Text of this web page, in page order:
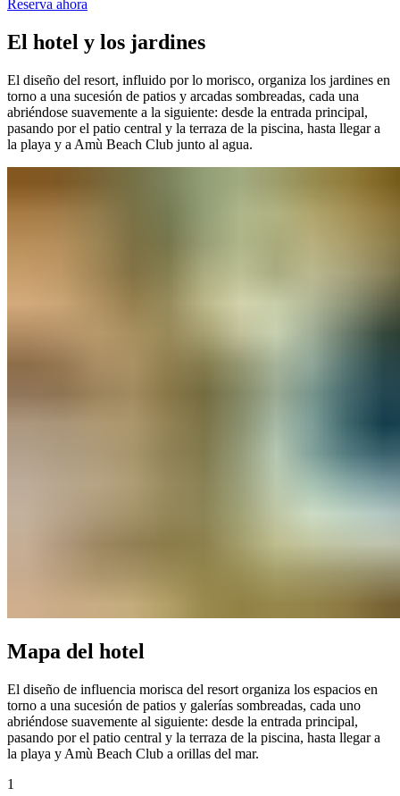
Reserva ahora
El hotel y los jardines​​​​‌ ‍ ​‍​‍‌‍ ‌ ​‍‌‍‍‌‌‍‌ ‌‍‍‌‌‍ ‍​‍​‍​ ‍‍​‍​‍‌ ​ ‌‍​‌‌‍ ‍‌‍‍‌‌ ‌​‌ ‍‌​‍ ‍‌‍‍‌‌‍ ​‍​‍​‍ ​​‍​‍‌‍‍​‌ ​‍‌‍‌‌‌‍‌‍​‍​‍​ ‍‍​‍​‍‌‍‍​‌ ‌​‌ ‌​‌ ​​‌ ​ ​ ‍‍​‍ ​‍ ‌‍ ​​‍ ‌‌‍​‌‌‍ ‍‌‍‌​​‍ ‌‌ ​‍​‍ ‌‌‍‍​‌‍ ‌ ‌​‌‍‌‌‌‍ ​‌ ​ ​‍ ‌‌ ​ ‌ ‌​‌ ‌‌‌‍‌​‌‍‍‌‌‍ ​‍ ‍‌ ‌‍‌‍‌‌‌ ​‍‌‍​ ‌‍‌‌‌‍ ​​‍ ‍‌‍​‌‌ ​​‌ ​​​‍ ‌‍‍‌‌‍ ‍‌ ‌​‌‍‌‌‌‍ ‍‌ ‌​​‍ ‌‍‌‌‌‍‌​‌‍‍‌‌ ‌​​‍ ‌‍ ‌‌‍ ‌‍‌​‌‍‌‌​ ‌‌ ​​‌ ​‍‌‍‌‌‌ ​ ‌‍‌‌‌‍ ‍‌ ‌​‌‍​‌‌ ‌​‌‍‍‌‌‍ ‌‍ ‍​ ‍ ‌‍‍‌‌‍‌​​ ‌​ ‌‍‌‍‌​​ ​‌‌‍‌‌​ ​ ​ ‌ ‌‍‌​​ ​‌​‍ ‌​ ​‌‌‍‌​​ ​​‌‍‌‌​‍ ‌​ ‌​‌‍‌‍‌‍‌‍‌‍​‍​‍ ‌‌‍​‌​ ​ ​ ​‍​ ​‌​‍ ‌‌‍​‌​ ​‍​ ‌‍‌‍​ ​ ‌ ​ ​ ​ ‍‌​ ‌​​ ‌‌​ ‌‍‌‍​‍​ ​​​ ‍ ‌ ‌​‌ ‍‌‌ ​​‌‍‌‌​ ‌‌‍‍​‌‍ ‌ ‌​‌‍‌‌‌‍ ​‌‌​ ‌‍‍‌‌ ‌​‌‍‌‌‌‌​​‌‍​‌‌‍‌ ‌‍‌‌​ ‍ ‌ ​​‌‍​‌‌ ‌​‌‍‍​​ ‌‌ ​​‌‍​‌‌‍‌ ‌‍‌‌‌​​‍‌ ‌‌‌‍‍‌‌‍ ​‌‍‌​‌‍‌‌‌ ​‍​‍‌‌​ ‌‌‌​​‍‌‌ ‌‍‍ ‌‍‌‌‌ ‍‌​‍‌‌​ ​ ‌​‌​​‍‌‌​ ​ ‌​‌​​‍‌‌​ ​‍​ ​‍​ ​‌‌‍​‌​ ​ ​ ‌‍‌‍​‌​ ‌​​ ​ ​ ​‍​ ​ ​ ‍‌​ ‍‌​ ​‌​‍‌‌​ ​‍​ ​‍​‍‌‌​ ‌‌‌​‌​​‍ ‍‌‍‍​‌‍‌‌‌‍​‌‌‍‌​‌‍‍‌‌‍ ‍‌‍‌ ​ ‌‍​‍‌‍​‌‌ ​ ‌‍‌‌‌‌‌‌‌ ​‍‌‍ ​​ ‌‌‍‍​‌ ‌​‌ ‌​‌ ​​‌ ​ ​‍‌‌​ ​ ‌​​‌​‍‌‌​ ​‍‌​‌‍​‍‌‌​ ​‍‌​‌‍‌‍ ​​‍ ‌‌‍​‌‌‍ ‍‌‍‌​​‍ ‌‌ ​‍​‍ ‌‌‍‍​‌‍ ‌ ‌​‌‍‌‌‌‍ ​‌ ​ ​‍ ‌‌ ​ ‌ ‌​‌ ‌‌‌‍‌​‌‍‍‌‌‍ ​‍ ‍‌ ‌‍‌‍‌‌‌ ​‍‌‍​ ‌‍‌‌‌‍ ​​‍ ‍‌‍​‌‌ ​​‌ ​​​‍‌‍‌‍‍‌‌‍‌​​ ‌​ ‌‍‌‍‌​​ ​‌‌‍‌‌​ ​ ​ ‌ ‌‍‌​​ ​‌​‍ ‌​ ​‌‌‍‌​​ ​​‌‍‌‌​‍ ‌​ ‌​‌‍‌‍‌‍‌‍‌‍​‍​‍ ‌‌‍​‌​ ​ ​ ​‍​ ​‌​‍ ‌‌‍​‌​ ​‍​ ‌‍‌‍​ ​ ‌ ​ ​ ​ ‍‌​ ‌​​ ‌‌​ ‌‍‌‍​‍​ ​​​‍‌‍‌ ‌​‌ ‍‌‌ ​​‌‍‌‌​ ‌‌‍‍​‌‍ ‌ ‌​‌‍‌‌‌‍ ​‌‌​ ‌‍‍‌‌ ‌​‌‍‌‌‌‌​​‌‍​‌‌‍‌ ‌‍‌‌​‍‌‍‌ ​​‌‍​‌‌ ‌​‌‍‍​​ ‌‌ ​​‌‍​‌‌‍‌ ‌‍‌‌‌​​‍‌ ‌‌‌‍‍‌‌‍ ​‌‍‌​‌‍‌‌‌ ​‍​‍‌‌​ ‌‌‌​​‍‌‌ ‌‍‍ ‌‍‌‌‌ ‍‌​‍‌‌​ ​ ‌​‌​​‍‌‌​ ​ ‌​‌​​‍‌‌​ ​‍​ ​‍​ ​‌‌‍​‌​ ​ ​ ‌‍‌‍​‌​ ‌​​ ​ ​ ​‍​ ​ ​ ‍‌​ ‍‌​ ​‌​‍‌‌​ ​‍​ ​‍​‍‌‌​ ‌‌‌​‌​​‍ ‍‌‍‍​‌‍‌‌‌‍​‌‌‍‌​‌‍‍‌‌‍ ‍‌‍‌ ​‍‌‍‌ ​​‌‍‌‌‌ ​‍‌ ​ ‌ ​​‌‍‌‌‌‍​ ‌ ‌​‌‍‍‌‌ ‌‍‌‍‌‌​ ‌‌ ​​‌ ‌‌‌‍​‍‌‍ ​‌‍‍‌‌ ​ ‌‍‍​‌‍‌‌‌‍‌​​‍​‍‌ ‌
El diseño del resort, influido por lo morisco, organiza los jardines en
torno a una sucesión de patios y arcadas sombreadas, cada una
abriéndose suavemente a la siguiente: desde la entrada principal,
pasando por el patio central y la terraza de la piscina, hasta llegar a
la playa y a Amù Beach Club junto al agua.​​​​‌ ‍ ​‍​‍‌‍ ‌ ​‍‌‍‍‌‌‍‌ ‌‍‍‌‌‍ ‍​‍​‍​ ‍‍​‍​‍‌ ​ ‌‍​‌‌‍ ‍‌‍‍‌‌ ‌​‌ ‍‌​‍ ‍‌‍‍‌‌‍ ​‍​‍​‍ ​​‍​‍‌‍‍​‌ ​‍‌‍‌‌‌‍‌‍​‍​‍​ ‍‍​‍​‍‌‍‍​‌ ‌​‌ ‌​‌ ​​‌ ​ ​ ‍‍​‍ ​‍ ‌‍ ​​‍ ‌‌‍​‌‌‍ ‍‌‍‌​​‍ ‌‌ ​‍​‍ ‌‌‍‍​‌‍ ‌ ‌​‌‍‌‌‌‍ ​‌ ​ ​‍ ‌‌ ​ ‌ ‌​‌ ‌‌‌‍‌​‌‍‍‌‌‍ ​‍ ‍‌ ‌‍‌‍‌‌‌ ​‍‌‍​ ‌‍‌‌‌‍ ​​‍ ‍‌‍​‌‌ ​​‌ ​​​‍ ‌‍‍‌‌‍ ‍‌ ‌​‌‍‌‌‌‍ ‍‌ ‌​​‍ ‌‍‌‌‌‍‌​‌‍‍‌‌ ‌​​‍ ‌‍ ‌‌‍ ‌‍‌​‌‍‌‌​ ‌‌ ​​‌ ​‍‌‍‌‌‌ ​ ‌‍‌‌‌‍ ‍‌ ‌​‌‍​‌‌ ‌​‌‍‍‌‌‍ ‌‍ ‍​ ‍ ‌‍‍‌‌‍‌​​ ‌​ ‌‍‌‍‌​​ ​‌‌‍‌‌​ ​ ​ ‌ ‌‍‌​​ ​‌​‍ ‌​ ​‌‌‍‌​​ ​​‌‍‌‌​‍ ‌​ ‌​‌‍‌‍‌‍‌‍‌‍​‍​‍ ‌‌‍​‌​ ​ ​ ​‍​ ​‌​‍ ‌‌‍​‌​ ​‍​ ‌‍‌‍​ ​ ‌ ​ ​ ​ ‍‌​ ‌​​ ‌‌​ ‌‍‌‍​‍​ ​​​ ‍ ‌ ‌​‌ ‍‌‌ ​​‌‍‌‌​ ‌‌‍‍​‌‍ ‌ ‌​‌‍‌‌‌‍ ​‌‌​ ‌‍‍‌‌ ‌​‌‍‌‌‌‌​​‌‍​‌‌‍‌ ‌‍‌‌​ ‍ ‌ ​​‌‍​‌‌ ‌​‌‍‍​​ ‌‌ ​​‌‍​‌‌‍‌ ‌‍‌‌‌​​‍‌ ‌‌‌‍‍‌‌‍ ​‌‍‌​‌‍‌‌‌ ​‍​‍‌‌​ ‌‌‌​​‍‌‌ ‌‍‍ ‌‍‌‌‌ ‍‌​‍‌‌​ ​ ‌​‌​​‍‌‌​ ​ ‌​‌​​‍‌‌​ ​‍​ ​‍​ ​‌‌‍​‌​ ​ ​ ‌‍‌‍​‌​ ‌​​ ​ ​ ​‍​ ​ ​ ‍‌​ ‍‌​ ​‌​‍‌‌​ ​‍​ ​‍​‍‌‌​ ‌‌‌​‌​​‍ ‍‌‍​‍‌‍ ‌‍‌​‌ ‍‌​ ‌‍​‍‌‍​‌‌ ​ ‌‍‌‌‌‌‌‌‌ ​‍‌‍ ​​ ‌‌‍‍​‌ ‌​‌ ‌​‌ ​​‌ ​ ​‍‌‌​ ​ ‌​​‌​‍‌‌​ ​‍‌​‌‍​‍‌‌​ ​‍‌​‌‍‌‍ ​​‍ ‌‌‍​‌‌‍ ‍‌‍‌​​‍ ‌‌ ​‍​‍ ‌‌‍‍​‌‍ ‌ ‌​‌‍‌‌‌‍ ​‌ ​ ​‍ ‌‌ ​ ‌ ‌​‌ ‌‌‌‍‌​‌‍‍‌‌‍ ​‍ ‍‌ ‌‍‌‍‌‌‌ ​‍‌‍​ ‌‍‌‌‌‍ ​​‍ ‍‌‍​‌‌ ​​‌ ​​​‍‌‍‌‍‍‌‌‍‌​​ ‌​ ‌‍‌‍‌​​ ​‌‌‍‌‌​ ​ ​ ‌ ‌‍‌​​ ​‌​‍ ‌​ ​‌‌‍‌​​ ​​‌‍‌‌​‍ ‌​ ‌​‌‍‌‍‌‍‌‍‌‍​‍​‍ ‌‌‍​‌​ ​ ​ ​‍​ ​‌​‍ ‌‌‍​‌​ ​‍​ ‌‍‌‍​ ​ ‌ ​ ​ ​ ‍‌​ ‌​​ ‌‌​ ‌‍‌‍​‍​ ​​​‍‌‍‌ ‌​‌ ‍‌‌ ​​‌‍‌‌​ ‌‌‍‍​‌‍ ‌ ‌​‌‍‌‌‌‍ ​‌‌​ ‌‍‍‌‌ ‌​‌‍‌‌‌‌​​‌‍​‌‌‍‌ ‌‍‌‌​‍‌‍‌ ​​‌‍​‌‌ ‌​‌‍‍​​ ‌‌ ​​‌‍​‌‌‍‌ ‌‍‌‌‌​​‍‌ ‌‌‌‍‍‌‌‍ ​‌‍‌​‌‍‌‌‌ ​‍​‍‌‌​ ‌‌‌​​‍‌‌ ‌‍‍ ‌‍‌‌‌ ‍‌​‍‌‌​ ​ ‌​‌​​‍‌‌​ ​ ‌​‌​​‍‌‌​ ​‍​ ​‍​ ​‌‌‍​‌​ ​ ​ ‌‍‌‍​‌​ ‌​​ ​ ​ ​‍​ ​ ​ ‍‌​ ‍‌​ ​‌​‍‌‌​ ​‍​ ​‍​‍‌‌​ ‌‌‌​‌​​‍ ‍‌‍​‍‌‍ ‌‍‌​‌ ‍‌​‍‌‍‌ ​​‌‍‌‌‌ ​‍‌ ​ ‌ ​​‌‍‌‌‌‍​ ‌ ‌​‌‍‍‌‌ ‌‍‌‍‌‌​ ‌‌ ​​‌ ‌‌‌‍​‍‌‍ ​‌‍‍‌‌ ​ ‌‍‍​‌‍‌‌‌‍‌​​‍​‍‌ ‌
Mapa del hotel​​​​‌ ‍ ​‍​‍‌‍ ‌ ​‍‌‍‍‌‌‍‌ ‌‍‍‌‌‍ ‍​‍​‍​ ‍‍​‍​‍‌ ​ ‌‍​‌‌‍ ‍‌‍‍‌‌ ‌​‌ ‍‌​‍ ‍‌‍‍‌‌‍ ​‍​‍​‍ ​​‍​‍‌‍‍​‌ ​‍‌‍‌‌‌‍‌‍​‍​‍​ ‍‍​‍​‍‌‍‍​‌ ‌​‌ ‌​‌ ​​‌ ​ ​ ‍‍​‍ ​‍ ‌‍ ​​‍ ‌‌‍​‌‌‍ ‍‌‍‌​​‍ ‌‌ ​‍​‍ ‌‌‍‍​‌‍ ‌ ‌​‌‍‌‌‌‍ ​‌ ​ ​‍ ‌‌ ​ ‌ ‌​‌ ‌‌‌‍‌​‌‍‍‌‌‍ ​‍ ‍‌ ‌‍‌‍‌‌‌ ​‍‌‍​ ‌‍‌‌‌‍ ​​‍ ‍‌‍​‌‌ ​​‌ ​​​‍ ‌‍‍‌‌‍ ‍‌ ‌​‌‍‌‌‌‍ ‍‌ ‌​​‍ ‌‍‌‌‌‍‌​‌‍‍‌‌ ‌​​‍ ‌‍ ‌‌‍ ‌‍‌​‌‍‌‌​ ‌‌ ​​‌ ​‍‌‍‌‌‌ ​ ‌‍‌‌‌‍ ‍‌ ‌​‌‍​‌‌ ‌​‌‍‍‌‌‍ ‌‍ ‍​ ‍ ‌‍‍‌‌‍‌​​ ‌​ ‌‍‌‍‌​​ ​‌‌‍‌‌​ ​ ​ ‌ ‌‍‌​​ ​‌​‍ ‌​ ​‌‌‍‌​​ ​​‌‍‌‌​‍ ‌​ ‌​‌‍‌‍‌‍‌‍‌‍​‍​‍ ‌‌‍​‌​ ​ ​ ​‍​ ​‌​‍ ‌‌‍​‌​ ​‍​ ‌‍‌‍​ ​ ‌ ​ ​ ​ ‍‌​ ‌​​ ‌‌​ ‌‍‌‍​‍​ ​​​ ‍ ‌ ‌​‌ ‍‌‌ ​​‌‍‌‌​ ‌‌‍‍​‌‍ ‌ ‌​‌‍‌‌‌‍ ​‌‌​ ‌‍‍‌‌ ‌​‌‍‌‌‌‌​​‌‍​‌‌‍‌ ‌‍‌‌​ ‍ ‌ ​​‌‍​‌‌ ‌​‌‍‍​​ ‌‌ ​​‌‍​‌‌‍‌ ‌‍‌‌‌​​‍‌ ‌‌‌‍‍‌‌‍ ​‌‍‌​‌‍‌‌‌ ​‍​‍‌‌​ ‌‌‌​​‍‌‌ ‌‍‍ ‌‍‌‌‌ ‍‌​‍‌‌​ ​ ‌​‌​​‍‌‌​ ​ ‌​‌​​‍‌‌​ ​‍​ ​‍‌‍‌‌​ ‍​​ ‌‌​ ‌‌‌‍​ ​ ​‍‌‍​ ‌‍​‌​ ‌‍​ ​​​ ​ ​ ‌‌​‍‌‌​ ​‍​ ​‍​‍‌‌​ ‌‌‌​‌​​‍ ‍‌‍‍​‌‍‌‌‌‍​‌‌‍‌​‌‍‍‌‌‍ ‍‌‍‌ ​ ‌‍​‍‌‍​‌‌ ​ ‌‍‌‌‌‌‌‌‌ ​‍‌‍ ​​ ‌‌‍‍​‌ ‌​‌ ‌​‌ ​​‌ ​ ​‍‌‌​ ​ ‌​​‌​‍‌‌​ ​‍‌​‌‍​‍‌‌​ ​‍‌​‌‍‌‍ ​​‍ ‌‌‍​‌‌‍ ‍‌‍‌​​‍ ‌‌ ​‍​‍ ‌‌‍‍​‌‍ ‌ ‌​‌‍‌‌‌‍ ​‌ ​ ​‍ ‌‌ ​ ‌ ‌​‌ ‌‌‌‍‌​‌‍‍‌‌‍ ​‍ ‍‌ ‌‍‌‍‌‌‌ ​‍‌‍​ ‌‍‌‌‌‍ ​​‍ ‍‌‍​‌‌ ​​‌ ​​​‍‌‍‌‍‍‌‌‍‌​​ ‌​ ‌‍‌‍‌​​ ​‌‌‍‌‌​ ​ ​ ‌ ‌‍‌​​ ​‌​‍ ‌​ ​‌‌‍‌​​ ​​‌‍‌‌​‍ ‌​ ‌​‌‍‌‍‌‍‌‍‌‍​‍​‍ ‌‌‍​‌​ ​ ​ ​‍​ ​‌​‍ ‌‌‍​‌​ ​‍​ ‌‍‌‍​ ​ ‌ ​ ​ ​ ‍‌​ ‌​​ ‌‌​ ‌‍‌‍​‍​ ​​​‍‌‍‌ ‌​‌ ‍‌‌ ​​‌‍‌‌​ ‌‌‍‍​‌‍ ‌ ‌​‌‍‌‌‌‍ ​‌‌​ ‌‍‍‌‌ ‌​‌‍‌‌‌‌​​‌‍​‌‌‍‌ ‌‍‌‌​‍‌‍‌ ​​‌‍​‌‌ ‌​‌‍‍​​ ‌‌ ​​‌‍​‌‌‍‌ ‌‍‌‌‌​​‍‌ ‌‌‌‍‍‌‌‍ ​‌‍‌​‌‍‌‌‌ ​‍​‍‌‌​ ‌‌‌​​‍‌‌ ‌‍‍ ‌‍‌‌‌ ‍‌​‍‌‌​ ​ ‌​‌​​‍‌‌​ ​ ‌​‌​​‍‌‌​ ​‍​ ​‍‌‍‌‌​ ‍​​ ‌‌​ ‌‌‌‍​ ​ ​‍‌‍​ ‌‍​‌​ ‌‍​ ​​​ ​ ​ ‌‌​‍‌‌​ ​‍​ ​‍​‍‌‌​ ‌‌‌​‌​​‍ ‍‌‍‍​‌‍‌‌‌‍​‌‌‍‌​‌‍‍‌‌‍ ‍‌‍‌ ​‍‌‍‌ ​​‌‍‌‌‌ ​‍‌ ​ ‌ ​​‌‍‌‌‌‍​ ‌ ‌​‌‍‍‌‌ ‌‍‌‍‌‌​ ‌‌ ​​‌ ‌‌‌‍​‍‌‍ ​‌‍‍‌‌ ​ ‌‍‍​‌‍‌‌‌‍‌​​‍​‍‌ ‌
El diseño de influencia morisca del resort organiza los espacios en
torno a una sucesión de patios y galerías sombreadas, cada uno
abriéndose suavemente al siguiente: desde la entrada principal,
pasando por el patio central y la terraza de la piscina, hasta llegar a
la playa y Amù Beach Club a orillas del mar.​​​​‌ ‍ ​‍​‍‌‍ ‌ ​‍‌‍‍‌‌‍‌ ‌‍‍‌‌‍ ‍​‍​‍​ ‍‍​‍​‍‌ ​ ‌‍​‌‌‍ ‍‌‍‍‌‌ ‌​‌ ‍‌​‍ ‍‌‍‍‌‌‍ ​‍​‍​‍ ​​‍​‍‌‍‍​‌ ​‍‌‍‌‌‌‍‌‍​‍​‍​ ‍‍​‍​‍‌‍‍​‌ ‌​‌ ‌​‌ ​​‌ ​ ​ ‍‍​‍ ​‍ ‌‍ ​​‍ ‌‌‍​‌‌‍ ‍‌‍‌​​‍ ‌‌ ​‍​‍ ‌‌‍‍​‌‍ ‌ ‌​‌‍‌‌‌‍ ​‌ ​ ​‍ ‌‌ ​ ‌ ‌​‌ ‌‌‌‍‌​‌‍‍‌‌‍ ​‍ ‍‌ ‌‍‌‍‌‌‌ ​‍‌‍​ ‌‍‌‌‌‍ ​​‍ ‍‌‍​‌‌ ​​‌ ​​​‍ ‌‍‍‌‌‍ ‍‌ ‌​‌‍‌‌‌‍ ‍‌ ‌​​‍ ‌‍‌‌‌‍‌​‌‍‍‌‌ ‌​​‍ ‌‍ ‌‌‍ ‌‍‌​‌‍‌‌​ ‌‌ ​​‌ ​‍‌‍‌‌‌ ​ ‌‍‌‌‌‍ ‍‌ ‌​‌‍​‌‌ ‌​‌‍‍‌‌‍ ‌‍ ‍​ ‍ ‌‍‍‌‌‍‌​​ ‌​ ‌‍‌‍‌​​ ​‌‌‍‌‌​ ​ ​ ‌ ‌‍‌​​ ​‌​‍ ‌​ ​‌‌‍‌​​ ​​‌‍‌‌​‍ ‌​ ‌​‌‍‌‍‌‍‌‍‌‍​‍​‍ ‌‌‍​‌​ ​ ​ ​‍​ ​‌​‍ ‌‌‍​‌​ ​‍​ ‌‍‌‍​ ​ ‌ ​ ​ ​ ‍‌​ ‌​​ ‌‌​ ‌‍‌‍​‍​ ​​​ ‍ ‌ ‌​‌ ‍‌‌ ​​‌‍‌‌​ ‌‌‍‍​‌‍ ‌ ‌​‌‍‌‌‌‍ ​‌‌​ ‌‍‍‌‌ ‌​‌‍‌‌‌‌​​‌‍​‌‌‍‌ ‌‍‌‌​ ‍ ‌ ​​‌‍​‌‌ ‌​‌‍‍​​ ‌‌ ​​‌‍​‌‌‍‌ ‌‍‌‌‌​​‍‌ ‌‌‌‍‍‌‌‍ ​‌‍‌​‌‍‌‌‌ ​‍​‍‌‌​ ‌‌‌​​‍‌‌ ‌‍‍ ‌‍‌‌‌ ‍‌​‍‌‌​ ​ ‌​‌​​‍‌‌​ ​ ‌​‌​​‍‌‌​ ​‍​ ​‍‌‍‌‌​ ‍​​ ‌‌​ ‌‌‌‍​ ​ ​‍‌‍​ ‌‍​‌​ ‌‍​ ​​​ ​ ​ ‌‌​‍‌‌​ ​‍​ ​‍​‍‌‌​ ‌‌‌​‌​​‍ ‍‌‍​‍‌‍ ‌‍‌​‌ ‍‌​ ‌‍​‍‌‍​‌‌ ​ ‌‍‌‌‌‌‌‌‌ ​‍‌‍ ​​ ‌‌‍‍​‌ ‌​‌ ‌​‌ ​​‌ ​ ​‍‌‌​ ​ ‌​​‌​‍‌‌​ ​‍‌​‌‍​‍‌‌​ ​‍‌​‌‍‌‍ ​​‍ ‌‌‍​‌‌‍ ‍‌‍‌​​‍ ‌‌ ​‍​‍ ‌‌‍‍​‌‍ ‌ ‌​‌‍‌‌‌‍ ​‌ ​ ​‍ ‌‌ ​ ‌ ‌​‌ ‌‌‌‍‌​‌‍‍‌‌‍ ​‍ ‍‌ ‌‍‌‍‌‌‌ ​‍‌‍​ ‌‍‌‌‌‍ ​​‍ ‍‌‍​‌‌ ​​‌ ​​​‍‌‍‌‍‍‌‌‍‌​​ ‌​ ‌‍‌‍‌​​ ​‌‌‍‌‌​ ​ ​ ‌ ‌‍‌​​ ​‌​‍ ‌​ ​‌‌‍‌​​ ​​‌‍‌‌​‍ ‌​ ‌​‌‍‌‍‌‍‌‍‌‍​‍​‍ ‌‌‍​‌​ ​ ​ ​‍​ ​‌​‍ ‌‌‍​‌​ ​‍​ ‌‍‌‍​ ​ ‌ ​ ​ ​ ‍‌​ ‌​​ ‌‌​ ‌‍‌‍​‍​ ​​​‍‌‍‌ ‌​‌ ‍‌‌ ​​‌‍‌‌​ ‌‌‍‍​‌‍ ‌ ‌​‌‍‌‌‌‍ ​‌‌​ ‌‍‍‌‌ ‌​‌‍‌‌‌‌​​‌‍​‌‌‍‌ ‌‍‌‌​‍‌‍‌ ​​‌‍​‌‌ ‌​‌‍‍​​ ‌‌ ​​‌‍​‌‌‍‌ ‌‍‌‌‌​​‍‌ ‌‌‌‍‍‌‌‍ ​‌‍‌​‌‍‌‌‌ ​‍​‍‌‌​ ‌‌‌​​‍‌‌ ‌‍‍ ‌‍‌‌‌ ‍‌​‍‌‌​ ​ ‌​‌​​‍‌‌​ ​ ‌​‌​​‍‌‌​ ​‍​ ​‍‌‍‌‌​ ‍​​ ‌‌​ ‌‌‌‍​ ​ ​‍‌‍​ ‌‍​‌​ ‌‍​ ​​​ ​ ​ ‌‌​‍‌‌​ ​‍​ ​‍​‍‌‌​ ‌‌‌​‌​​‍ ‍‌‍​‍‌‍ ‌‍‌​‌ ‍‌​‍‌‍‌ ​​‌‍‌‌‌ ​‍‌ ​ ‌ ​​‌‍‌‌‌‍​ ‌ ‌​‌‍‍‌‌ ‌‍‌‍‌‌​ ‌‌ ​​‌ ‌‌‌‍​‍‌‍ ​‌‍‍‌‌ ​ ‌‍‍​‌‍‌‌‌‍‌​​‍​‍‌ ‌
1